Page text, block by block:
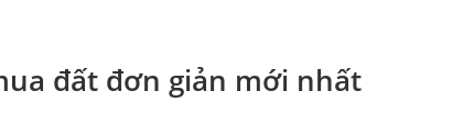
đất đơn giản mới nhất